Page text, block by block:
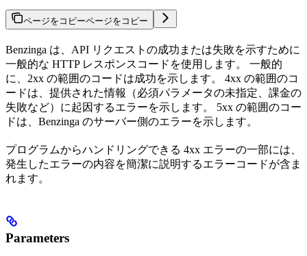
ページをコピーページをコピー
Benzinga は、API リクエストの成功または失敗を示すために
一般的な HTTP レスポンスコードを使用します。 一般的
に、2xx の範囲のコードは成功を示します。 4xx の範囲のコ
ードは、提供された情報（必須パラメータの未指定、課金の
失敗など）に起因するエラーを示します。 5xx の範囲のコー
ドは、Benzinga のサーバー側のエラーを示します。
プログラムからハンドリングできる 4xx エラーの一部には、
発生したエラーの内容を簡潔に説明するエラーコードが含ま
れます。
Parameters